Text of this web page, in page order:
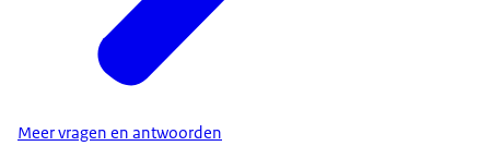
Meer vragen en antwoorden